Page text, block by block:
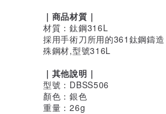
｜商品材質｜
材質：鈦鋼316L
採用手術刀所用的361鈦鋼鑄
殊鋼材,型號316L
｜其他說明｜
型號：DBSS506
顏色：銀色
重量：26g